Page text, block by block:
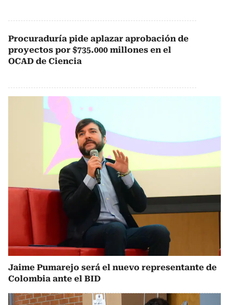
Procuraduría pide aplazar aprobación de
proyectos por $735.000 millones en el
OCAD de Ciencia
Jaime Pumarejo será el nuevo representante de
Colombia ante el BID